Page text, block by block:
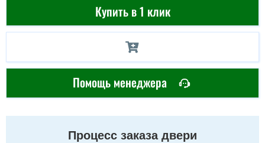
Купить в 1 клик
Помощь менеджера
Процесс заказа двери